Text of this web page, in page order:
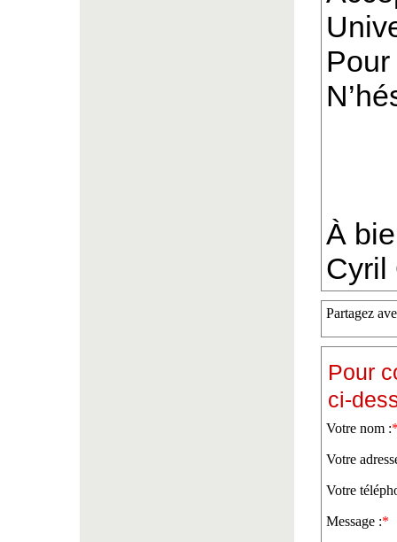
À
Cyril
Partagez
Pour
ci-
Votre nom :
Votre
Votre
Message :*